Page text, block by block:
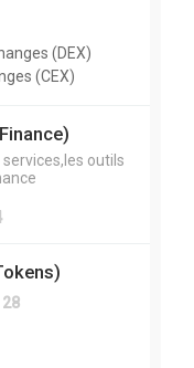
(DEX)
(CEX)
outils
28